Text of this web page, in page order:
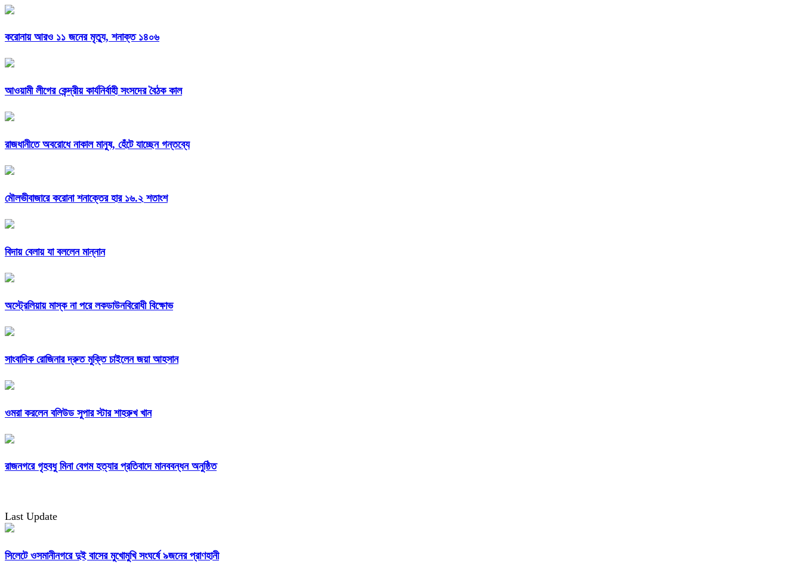
করোনায় আরও ১১ জনের মৃত্যু, শনাক্ত ১৪০৬
আওয়ামী লীগের কেন্দ্রীয় কার্যনির্বাহী সংসদের বৈঠক কাল
রাজধানীতে অবরোধে নাকাল মানুষ, হেঁটে যাচ্ছেন গন্তব্যে
মৌলভীবাজারে করোনা শনাক্তের হার ১৬.২ শতাংশ
বিদায় বেলায় যা বললেন মান্নান
অস্ট্রেলিয়ায় মাস্ক না পরে লকডাউনবিরোধী বিক্ষোভ
সাংবাদিক রোজিনার দ্রুত মুক্তি চাইলেন জয়া আহসান
ওমরা করলেন বলিউড সুপার স্টার শাহরুখ খান
রাজনগরে গৃহবধু মিনা বেগম হত্যার প্রতিবাদে মানববন্ধন অনুষ্ঠিত
Last Update
সিলেটে ওসমানীনগরে দুই বাসের মুখোমুখি সংঘর্ষে ৯জনের প্রাণহানী